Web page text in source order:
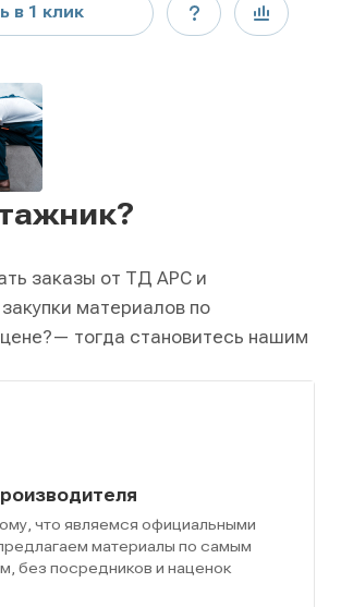
в 1 клик
заказы от ТД АРС и
материалов по
— тогда становитесь нашим
что являемся официальными
материалы по самым
без посредников и наценок